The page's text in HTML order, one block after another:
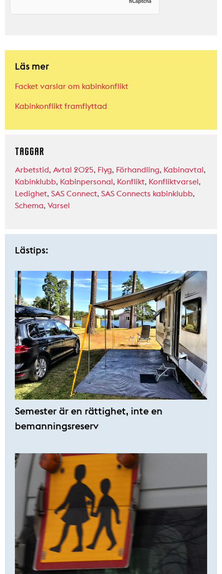
Läs mer
Facket varslar om kabinkonflikt
Kabinkonflikt framflyttad
TAGGAR
Arbetstid, Avtal 2025, Flyg, Förhandling, Kabinavtal,
Kabinklubb, Kabinpersonal, Konflikt, Konfliktvarsel,
Ledighet, SAS Connect, SAS Connects kabinklubb,
Schema, Varsel
Lästips:
Semester är en rättighet, inte en
bemanningsreserv